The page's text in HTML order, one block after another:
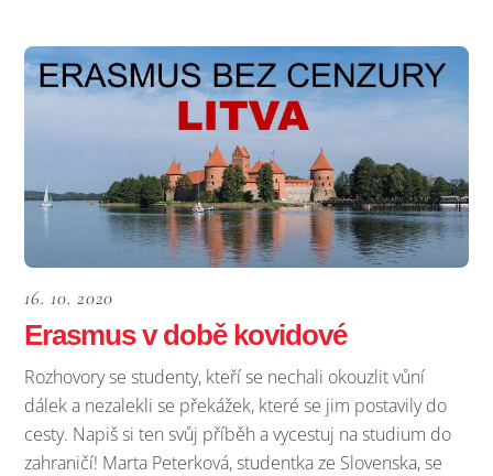
16. 10. 2020
Erasmus v době kovidové
Rozhovory se studenty, kteří se nechali okouzlit vůní
dálek a nezalekli se překážek, které se jim postavily do
cesty. Napiš si ten svůj příběh a vycestuj na studium do
zahraničí! Marta Peterková, studentka ze Slovenska, se